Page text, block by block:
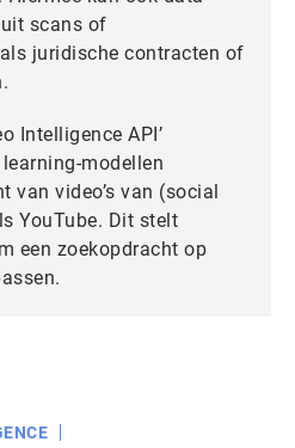
scans of
juridische contracten of
Intelligence API’
modellen
van video’s van (social
YouTube. Dit stelt
een zoekopdracht op